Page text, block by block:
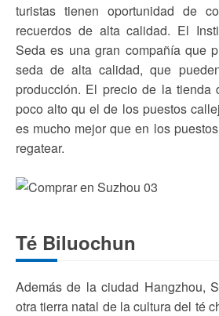
turistas tienen oportunidad de
recuerdos de alta calidad. El
Seda es una gran compañía que
seda de alta calidad, que
producción. El precio de la
poco alto qu el de los puestos
es mucho mejor que en los
regatear.
Té Biluochun
Además de la ciudad Hangzhou,
otra tierra natal de la cultura del té